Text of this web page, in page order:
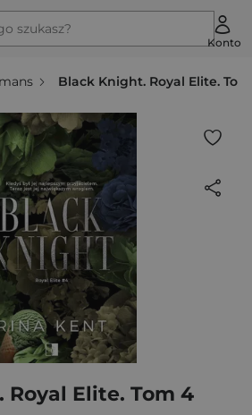
szukasz?
Konto
Black Knight. Royal Elite.
Elite. Tom 4